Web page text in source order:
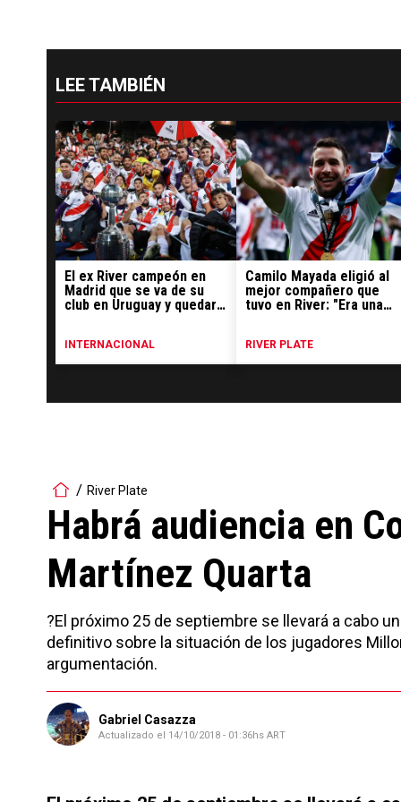
LEE TAMBIÉN
El ex River campeón en
Madrid que se va de su
club en Uruguay y quedará
INTERNACIONAL
Camilo Mayada eligió al
mejor compañero que
tuvo en River: "Era una
RIVER PLATE
River Plate
Habrá audiencia en
Martínez Quarta
?El próximo 25 de septiembre se llevará a cabo
definitivo sobre la situación de los jugadores
argumentación.
Gabriel Casazza
Actualizado el 14/10/2018 - 01:36hs ART